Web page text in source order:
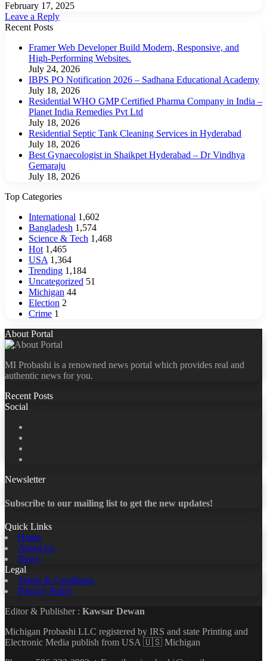
February 17, 2025
Leave a Reply
Recent Posts
Framer Web Developer Build Modern, Responsive, and
High-Performing Websites.
July 24, 2026
IBPS PO Notification 2026 – Sadhana Educational Academy
July 18, 2026
Residential WHO GMP Certified Pharma Company in India –
Planet India Remedies Pvt Ltd
July 18, 2026
Residential Septic Tank Cleaning Services in Hyderabad
July 18, 2026
Best Gynaecologist in Shaikpet Hyderabad – Dr Vindhya
Gemaraju
July 18, 2026
Top Categories
International 1,602
Bangladesh 1,574
Science & Tech 1,468
Hot 1,465
USA 1,364
Trending 1,184
Uncategorized 51
Michigan 44
Election 2
Crime 1
About Portal
MI Probashi is a renowned news portal which provides real and
authentic news for you.
Recent Posts
Social
Newsletter
Subscribe to our mailing list to get the new updates!
Quick Links
Home
About Us
News
Legal
Terms & Conditions
Privacy Policy
Editor & Publisher : Kawsar Dewan
Michigan Probashi LLC registered by IRS and state Printing and
Electronic Media publish from USA 🇺🇸 Michigan